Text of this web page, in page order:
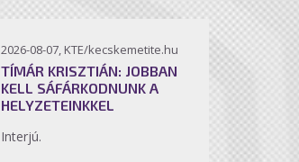
2026-08-07, KTE/kecskemetite.hu
TÍMÁR KRISZTIÁN: JOBBAN
KELL SÁFÁRKODNUNK A
HELYZETEINKKEL
Interjú.